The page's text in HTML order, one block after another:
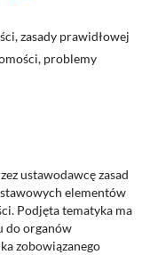
zasady prawidłowej
problemy
ustawodawcę zasad
elementów
Podjęta tematyka ma
do organów
zobowiązanego